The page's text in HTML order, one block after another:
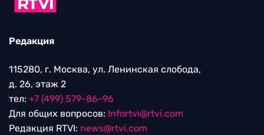
Редакция
115280, г. Москва, ул. Ленинская слобода,
д. 26, этаж 2
тел: +7 (499) 579-86-96
Для общих вопросов: Infortvi@rtvi.com
Редакция RTVI: news@rtvi.com